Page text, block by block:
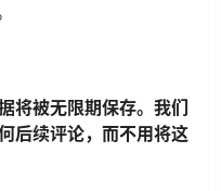
将被无限期保存。我们
后续评论，而不用将这